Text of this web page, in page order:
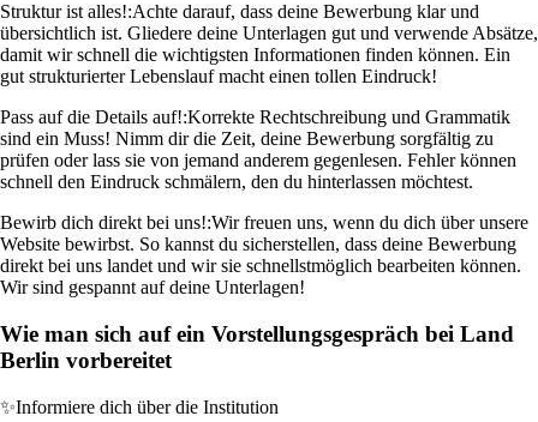
Struktur ist alles!:Achte darauf, dass deine Bewerbung klar und
übersichtlich ist. Gliedere deine Unterlagen gut und verwende Absätze,
damit wir schnell die wichtigsten Informationen finden können. Ein
gut strukturierter Lebenslauf macht einen tollen Eindruck!
Pass auf die Details auf!:Korrekte Rechtschreibung und Grammatik
sind ein Muss! Nimm dir die Zeit, deine Bewerbung sorgfältig zu
prüfen oder lass sie von jemand anderem gegenlesen. Fehler können
schnell den Eindruck schmälern, den du hinterlassen möchtest.
Bewirb dich direkt bei uns!:Wir freuen uns, wenn du dich über unsere
Website bewirbst. So kannst du sicherstellen, dass deine Bewerbung
direkt bei uns landet und wir sie schnellstmöglich bearbeiten können.
Wir sind gespannt auf deine Unterlagen!
Wie man sich auf ein Vorstellungsgespräch bei Land
Berlin vorbereitet
✨Informiere dich über die Institution